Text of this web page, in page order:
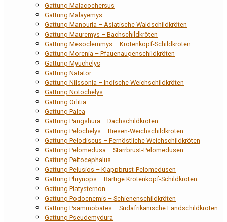
Gattung Malacochersus
Gattung Malayemys
Gattung Manouria – Asiatische Waldschildkröten
Gattung Mauremys – Bachschildkröten
Gattung Mesoclemmys – Krötenkopf-Schildkröten
Gattung Morenia – Pfauenaugenschildkröten
Gattung Myuchelys
Gattung Natator
Gattung Nilssonia – Indische Weichschildkröten
Gattung Notochelys
Gattung Orlitia
Gattung Palea
Gattung Pangshura – Dachschildkröten
Gattung Pelochelys – Riesen-Weichschildkröten
Gattung Pelodiscus – Fernöstliche Weichschildkröten
Gattung Pelomedusa – Starrbrust-Pelomedusen
Gattung Peltocephalus
Gattung Pelusios – Klappbrust-Pelomedusen
Gattung Phrynops – Bärtige Krötenkopf-Schildkröten
Gattung Platysternon
Gattung Podocnemis – Schienenschildkröten
Gattung Psammobates – Südafrikanische Landschildkröten
Gattung Pseudemydura